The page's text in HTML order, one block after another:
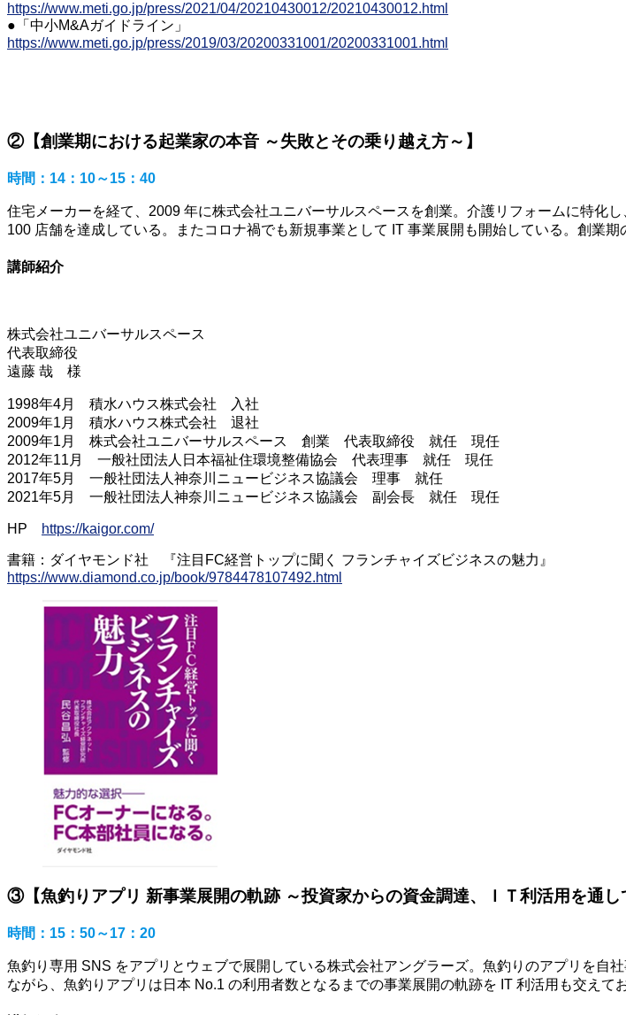
https://www.meti.go.jp/press/2021/04/20210430012/20210430012.html
●「中小M&Aガイドライン」
https://www.meti.go.jp/press/2019/03/20200331001/20200331001.html
②【創業期における起業家の本音 ～失敗とその乗り越え方～】
時間：14：10～15：40
住宅メーカーを経て、2009 年に株式会社ユニバーサルスペースを創業。介護リフォームに特化
100 店舗を達成している。またコロナ禍でも新規事業として IT 事業展開も開始している。創業
講師紹介
株式会社ユニバーサルスペース
代表取締役
遠藤 哉 様
1998年4月 積水ハウス株式会社 入社
2009年1月 積水ハウス株式会社 退社
2009年1月 株式会社ユニバーサルスペース 創業 代表取締役 就任 現任
2012年11月 一般社団法人日本福祉住環境整備協会 代表理事 就任 現任
2017年5月 一般社団法人神奈川ニュービジネス協議会 理事 就任
2021年5月 一般社団法人神奈川ニュービジネス協議会 副会長 就任 現任
HP https://kaigor.com/
書籍：ダイヤモンド社 『注目FC経営トップに聞く フランチャイズビジネスの魅力』
https://www.diamond.co.jp/book/9784478107492.html
③【魚釣りアプリ 新事業展開の軌跡 ～投資家からの資金調達、ＩＴ利活用を通し
時間：15：50～17：20
魚釣り専用 SNS をアプリとウェブで展開している株式会社アングラーズ。魚釣りのアプリを自
ながら、魚釣りアプリは日本 No.1 の利用者数となるまでの事業展開の軌跡を IT 利活用も交えて